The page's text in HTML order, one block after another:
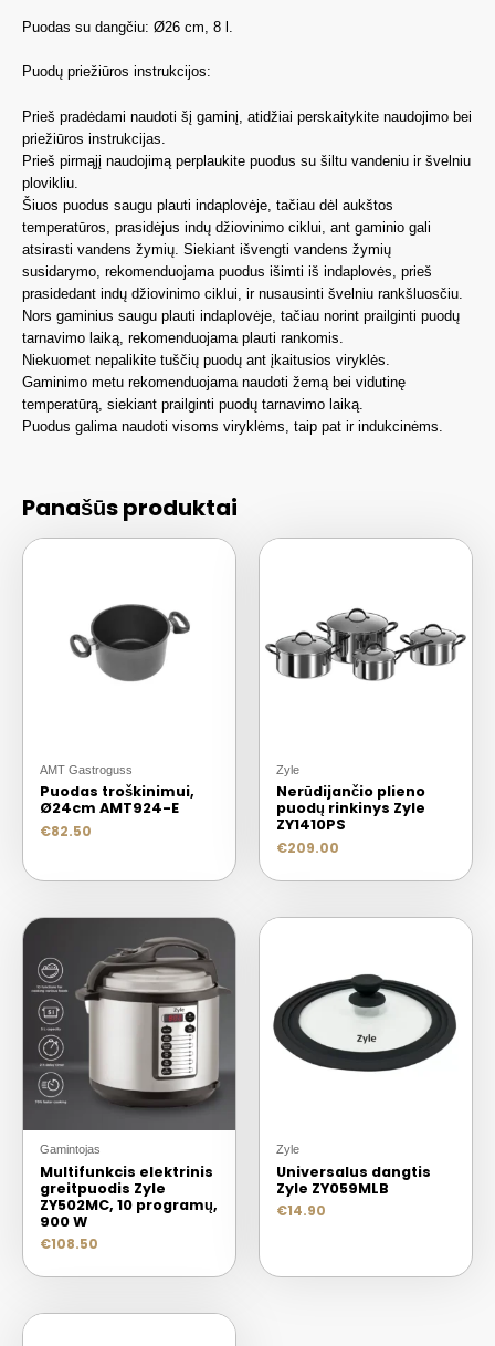
Puodas su dangčiu: Ø26 cm, 8 l.
Puodų priežiūros instrukcijos:
Prieš pradėdami naudoti šį gaminį, atidžiai perskaitykite naudojimo bei
priežiūros instrukcijas.
Prieš pirmąjį naudojimą perplaukite puodus su šiltu vandeniu ir švelniu
plovikliu.
Šiuos puodus saugu plauti indaplovėje, tačiau dėl aukštos
temperatūros, prasidėjus indų džiovinimo ciklui, ant gaminio gali
atsirasti vandens žymių. Siekiant išvengti vandens žymių
susidarymo, rekomenduojama puodus išimti iš indaplovės, prieš
prasidedant indų džiovinimo ciklui, ir nusausinti švelniu rankšluosčiu.
Nors gaminius saugu plauti indaplovėje, tačiau norint prailginti puodų
tarnavimo laiką, rekomenduojama plauti rankomis.
Niekuomet nepalikite tuščių puodų ant įkaitusios viryklės.
Gaminimo metu rekomenduojama naudoti žemą bei vidutinę
temperatūrą, siekiant prailginti puodų tarnavimo laiką.
Puodus galima naudoti visoms viryklėms, taip pat ir indukcinėms.
Panašūs produktai
AMT Gastroguss
Puodas troškinimui,
Ø24cm AMT924-E
€82.50
Zyle
Nerūdijančio plieno
puodų rinkinys Zyle
ZY1410PS
€209.00
Gamintojas
Multifunkcis elektrinis
greitpuodis Zyle
ZY502MC, 10 programų,
900 W
€108.50
Zyle
Universalus dangtis
Zyle ZY059MLB
€14.90